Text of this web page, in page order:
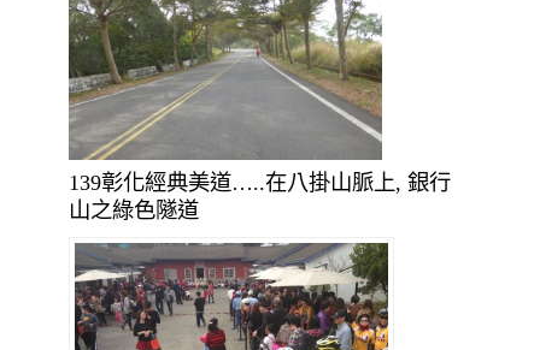
139彰化經典美道…..在八掛山脈上, 銀行
山之綠色隧道